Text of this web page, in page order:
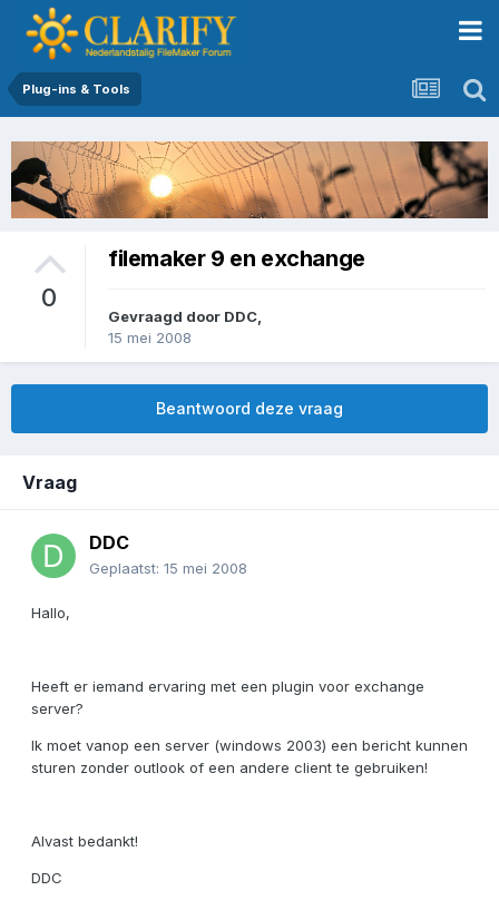
Plug-ins & Tools
0
filemaker 9 en exchange
Gevraagd door DDC
15 mei 2008
Beantwoord deze vraag
Vraag
DDC
Geplaatst: 15 mei 2008
Hallo,
Heeft er iemand ervaring met een plugin voor exchange
server?
Ik moet vanop een server (windows 2003) een bericht kunnen
sturen zonder outlook of een andere client te gebruiken!
Alvast bedankt!
DDC